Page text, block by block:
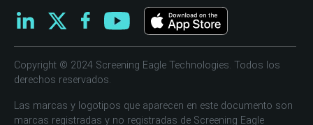
Copyright © 2024 Screening Eagle Technologies. Todos los
derechos reservados.
Las marcas y logotipos que aparecen en este documento son
marcas registradas y no registradas de Screening Eagle